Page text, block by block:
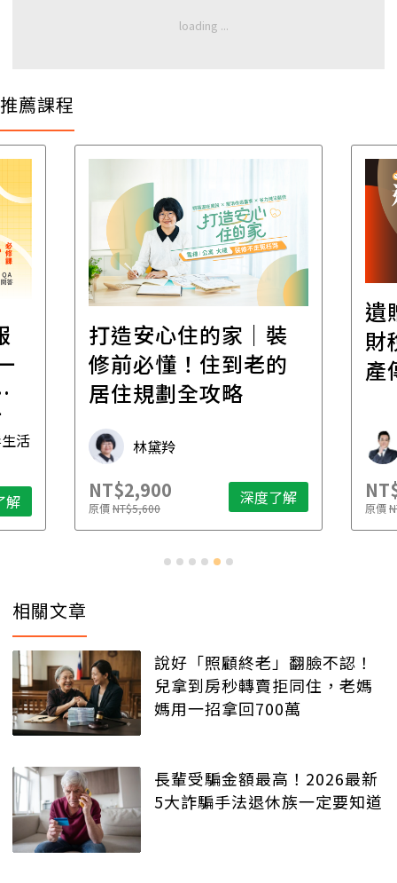
推薦課程
活
解
打造安心住的家｜裝
修前必懂！住到老的
居住規劃全攻略
林黛羚
NT$2,900
原價NT$5,600 深度了解
遺
財
產
原價
相關文章
說好「照顧終老」翻臉不認！
兒拿到房秒轉賣拒同住，老媽
媽用一招拿回700萬
長輩受騙金額最高！2026最新
5大詐騙手法退休族一定要知道